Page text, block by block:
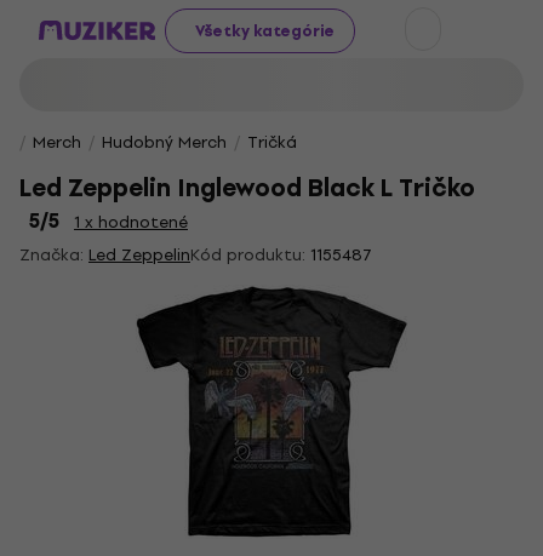
Všetky kategórie
Merch Hudobný Merch Tričká
Led Zeppelin Inglewood Black L Tričko
5/5
1 x hodnotené
Značka: Led ZeppelinKód produktu: 1155487